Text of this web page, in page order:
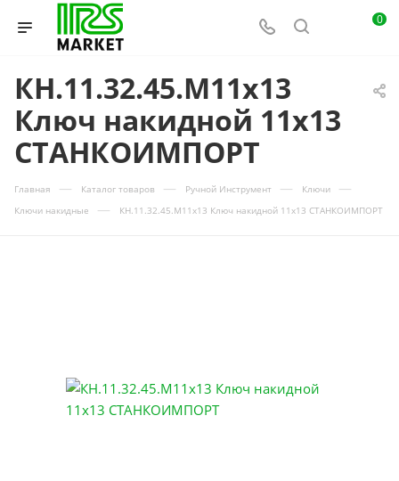
0
КН.11.32.45.М11х13
Ключ накидной 11х13
СТАНКОИМПОРТ
Главная — Каталог товаров — Ручной Инструмент — Ключи —
Ключи накидные — КН.11.32.45.М11х13 Ключ накидной 11х13 СТАНКОИМПОРТ